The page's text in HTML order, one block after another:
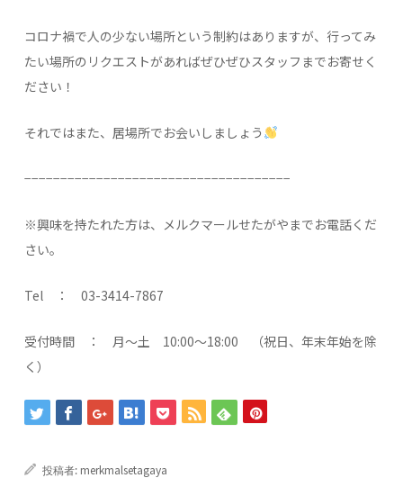
コロナ禍で人の少ない場所という制約はありますが、行ってみ
たい場所のリクエストがあればぜひぜひスタッフまでお寄せく
ださい！
それではまた、居場所でお会いしましょう
−−−−−−−−−−−−−−−−−−−−−−−−−−−−−−−−−−−−−
※興味を持たれた方は、メルクマールせたがやまでお電話くだ
さい。
Tel ： 03-3414-7867
受付時間 ： 月～土 10:00～18:00 （祝日、年末年始を除
く）
投稿者: merkmalsetagaya